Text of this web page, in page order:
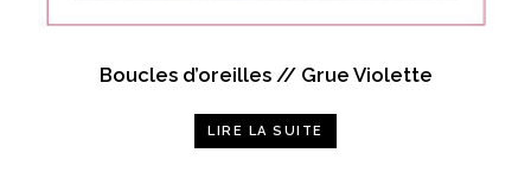
Boucles d’oreilles // Grue Violette
LIRE LA SUITE